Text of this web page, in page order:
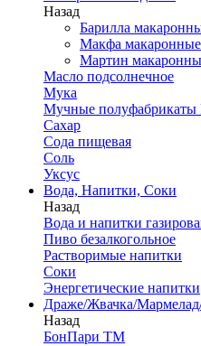
Назад
Барилла
Макфа макаронные
Мартин
Масло подсолнечное
Мука
Мучные полуфабрикаты
Сахар
Сода пищевая
Соль
Уксус
Вода, Напитки, Соки
Назад
Вода и напитки
Пиво безалкогольное
Растворимые напитки
Соки
Энергетические напитки
Драже/Жвачка/
Назад
БонПари ТМ